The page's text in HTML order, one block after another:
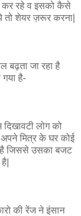
कर रहे व इसको कैसे
शेयर ज़रूर करना|
बढ़ता जा रहा है
गया है-
लोग को
मित्र के घर कोई
है जिससे उसका बजट
की रेंज ने इंसान